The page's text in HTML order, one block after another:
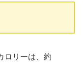
ロリーは、約